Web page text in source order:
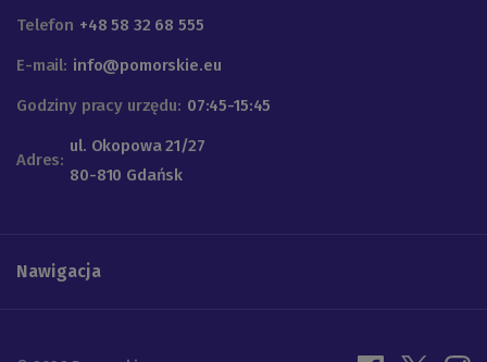
Telefon +48 58 32 68 555
E-mail: info@pomorskie.eu
Godziny pracy urzędu: 07:45-15:45
Adres:
ul. Okopowa 21/27
80-810 Gdańsk
Nawigacja